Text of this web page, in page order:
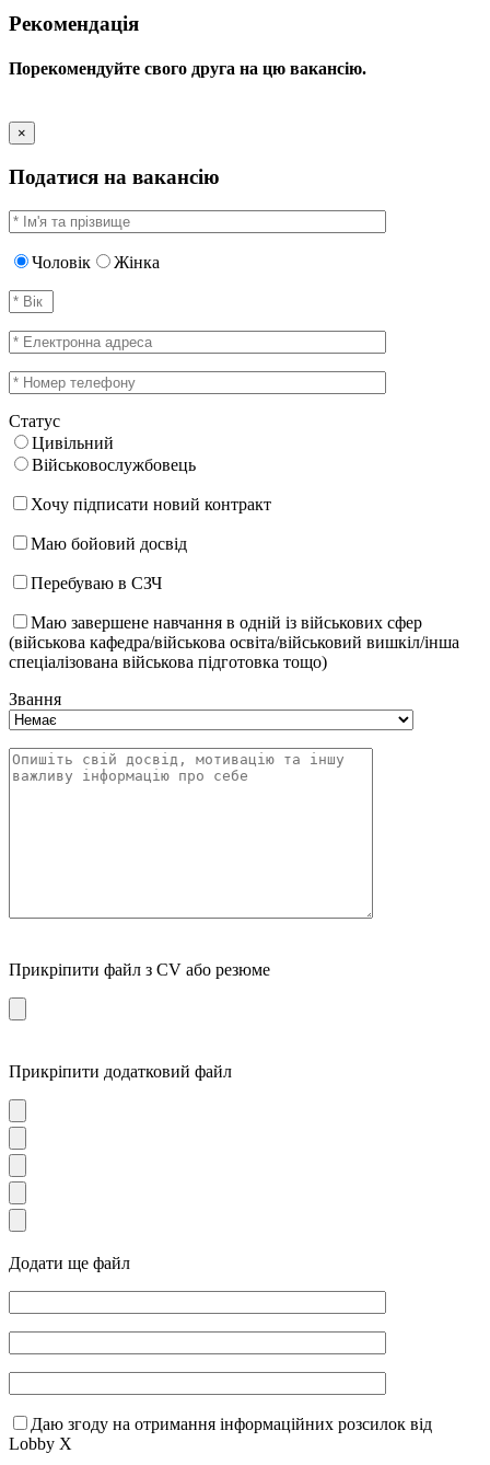
Рекомендація
Порекомендуйте свого друга на цю вакансію.
×
Податися на вакансію
Чоловік Жінка
Статус
Цивільний
Військовослужбовець
Хочу підписати новий контракт
Маю бойовий досвід
Перебуваю в СЗЧ
Маю завершене навчання в одній із військових сфер
(військова кафедра/військова освіта/військовий вишкіл/інша
спеціалізована військова підготовка тощо)
Звання
Прикріпити файл з CV або резюме
Прикріпити додатковий файл
Додати ще файл
Даю згоду на отримання інформаційних розсилок від
Lobby X